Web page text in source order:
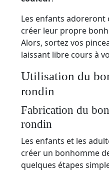
Les enfants
créer leur propre
Alors, sortez vos
laissant libre cours à
Utilisation du
rondin
Fabrication du
rondin
Les enfants et les
créer un bonhomme
quelques étapes